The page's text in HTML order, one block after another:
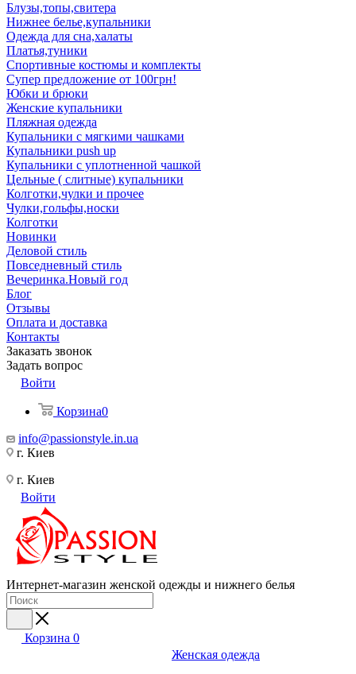
Блузы,топы,свитера
Нижнее белье,купальники
Одежда для сна,халаты
Платья,туники
Спортивные костюмы и комплекты
Супер предложение от 100грн!
Юбки и брюки
Женские купальники
Пляжная одежда
Купальники с мягкими чашками
Купальники push up
Купальники с уплотненной чашкой
Цельные ( слитные) купальники
Колготки,чулки и прочее
Чулки,гольфы,носки
Колготки
Новинки
Деловой стиль
Повседневный стиль
Вечеринка.Новый год
Блог
Отзывы
Оплата и доставка
Контакты
Заказать звонок
Задать вопрос
Войти
Корзина0
info@passionstyle.in.ua
г. Киев
г. Киев
Войти
Интернет-магазин женской одежды и нижнего белья
Корзина 0
Женская одежда